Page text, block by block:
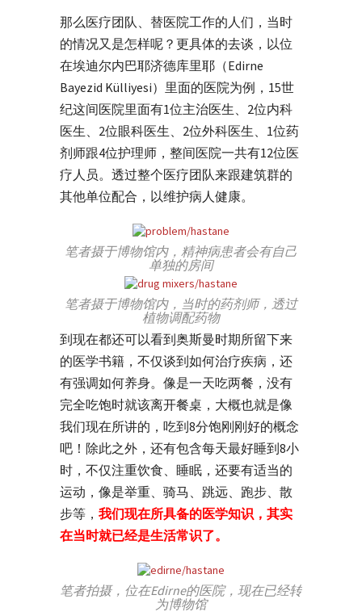
那么医疗团队、替医院工作的人们，当时
的情况又是怎样呢？更具体的去谈，以位
在埃迪尔内巴耶济德库里耶（Edirne
Bayezid Külliyesi）里面的医院为例，15世
纪这间医院里面有1位主治医生、2位内科
医生、2位眼科医生、2位外科医生、1位药
剂师跟4位护理师，整间医院一共有12位医
疗人员。透过整个医疗团队来跟建筑群的
其他单位配合，以维护病人健康。
笔者摄于博物馆内，精神病患者会有自己
单独的房间
笔者摄于博物馆内，当时的药剂师，透过
植物调配药物
到现在都还可以看到奥斯曼时期所留下来
的医学书籍，不仅谈到如何治疗疾病，还
有强调如何养身。像是一天吃两餐，没有
完全吃饱时就该离开餐桌，大概也就是像
我们现在所讲的，吃到8分饱刚刚好的概念
吧！除此之外，还有包含每天最好睡到8小
时，不仅注重饮食、睡眠，还要有适当的
运动，像是举重、骑马、跳远、跑步、散
步等， 我们现在所具备的医学知识，其实
在当时就已经是生活常识了。
笔者拍摄，位在Edirne的医院，现在已经转
为博物馆